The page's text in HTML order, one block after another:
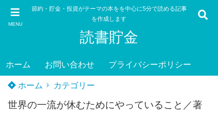
MENU
節約・貯金・投資がテーマの本をを中心に5分で読める記事
を作成します
読書貯金
ホーム お問い合わせ プライバシーポリシー
ホーム カテゴリー
世界の一流が休むためにやっていること／著